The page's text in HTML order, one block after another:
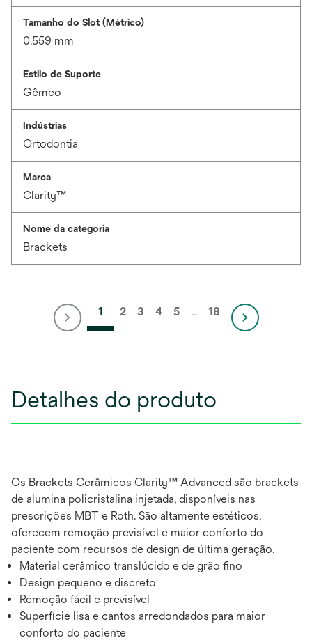
Tamanho do Slot (Métrico)
0.559 mm
Estilo de Suporte
Gêmeo
Indústrias
Ortodontia
Marca
Clarity™
Nome da categoria
Brackets
1 2 3 4 5 … 18
Detalhes do produto
Os Brackets Cerâmicos Clarity™ Advanced são brackets
de alumina policristalina injetada, disponíveis nas
prescrições MBT e Roth. São altamente estéticos,
oferecem remoção previsível e maior conforto do
paciente com recursos de design de última geração.
Material cerâmico translúcido e de grão fino
Design pequeno e discreto
Remoção fácil e previsível
Superfície lisa e cantos arredondados para maior
conforto do paciente